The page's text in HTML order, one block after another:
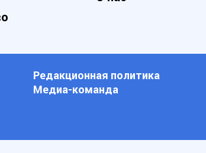
Редакционная политика
Медиа-команда